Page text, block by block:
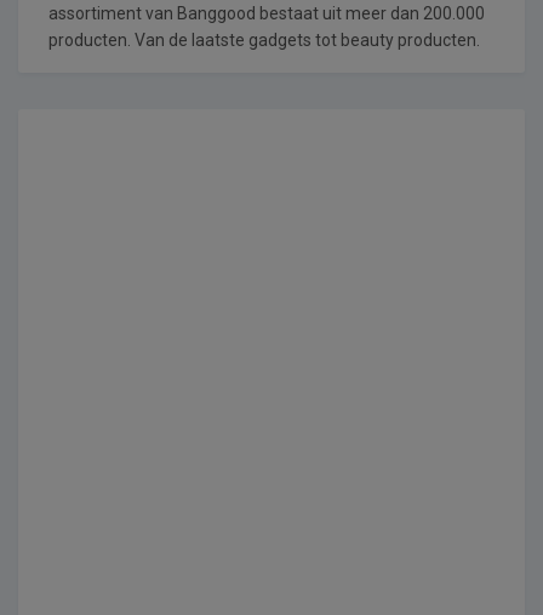
assortiment van Banggood bestaat uit meer dan 200.000
producten. Van de laatste gadgets tot beauty producten.